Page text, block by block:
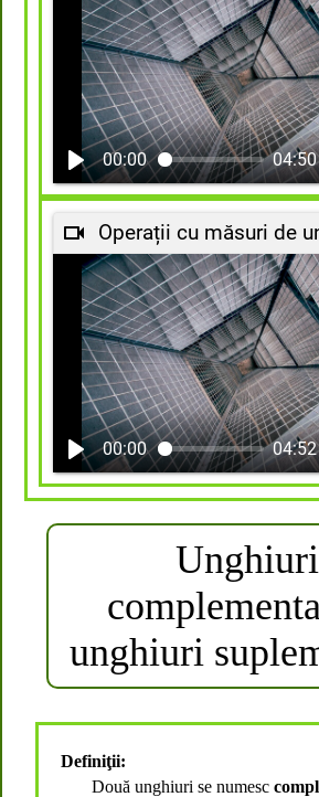
00:00 04:50
Operații cu măsuri de
00:00 04:52
Unghiuri
unghiuri
Definiţii:
Două unghiuri se numesc